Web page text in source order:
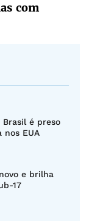
com
Brasil é preso
nos EUA
e brilha
17